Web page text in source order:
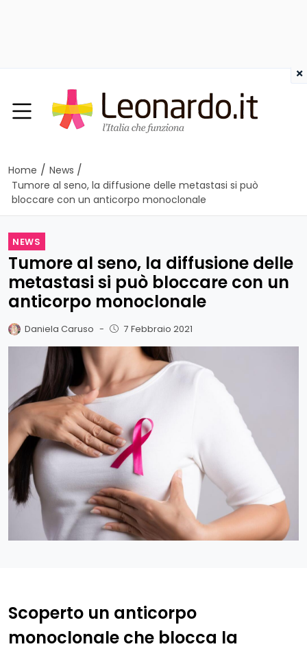
Home / News /
Tumore al seno, la diffusione delle metastasi si può
bloccare con un anticorpo monoclonale
NEWS
Tumore al seno, la diffusione delle
metastasi si può bloccare con un
anticorpo monoclonale
Daniela Caruso - 7 Febbraio 2021
Scoperto un anticorpo
monoclonale che blocca la
×